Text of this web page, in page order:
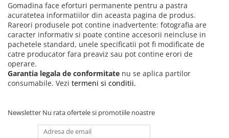
Gomadina face eforturi permanente pentru a pastra
acuratetea informatiilor din aceasta pagina de produs.
Rareori produsele pot contine inadvertente: fotografia are
caracter informativ si poate contine accesorii neincluse in
pachetele standard, unele specificatii pot fi modificate de
catre producator fara preaviz sau pot contine erori de
operare.
Garantia legala de conformitate nu se aplica partilor
consumabile. Vezi termeni si conditii.
Newsletter Nu rata ofertele si promotiile noastre